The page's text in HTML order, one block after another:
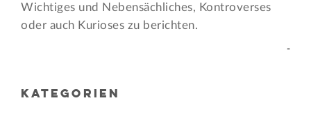
Wichtiges und Nebensächliches, Kontroverses
oder auch Kurioses zu berichten.
-
KATEGORIEN